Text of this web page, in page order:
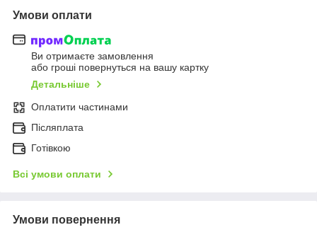
Умови оплати
Ви отримаєте замовлення
або гроші повернуться на вашу картку
Детальніше
Оплатити частинами
Післяплата
Готівкою
Всі умови оплати
Умови повернення